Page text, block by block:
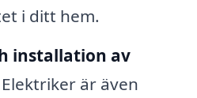
i ditt hem.
installation av
Elektriker är även